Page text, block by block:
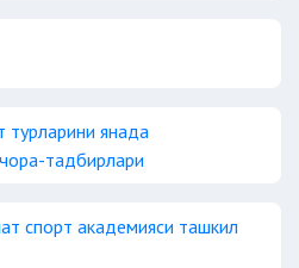
турларини янада
тадбирлари
спорт академияси ташкил